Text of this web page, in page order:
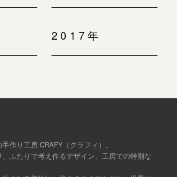
2017年
作り工房 CRAFY（クラフィ）。
ふたりで考え作るデザイン、工房での特別な